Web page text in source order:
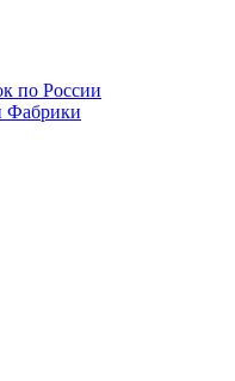
по России
Фабрики